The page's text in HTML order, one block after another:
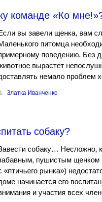
команде «Ко
вы завели щенка, вам
питомца
поведению. Без
вырастет
немало проблем
Златка Иванченко
собаку?
собаку… Несложно,
пушистым щенком
«птичьего рынка»)
начинается его
и участия всех